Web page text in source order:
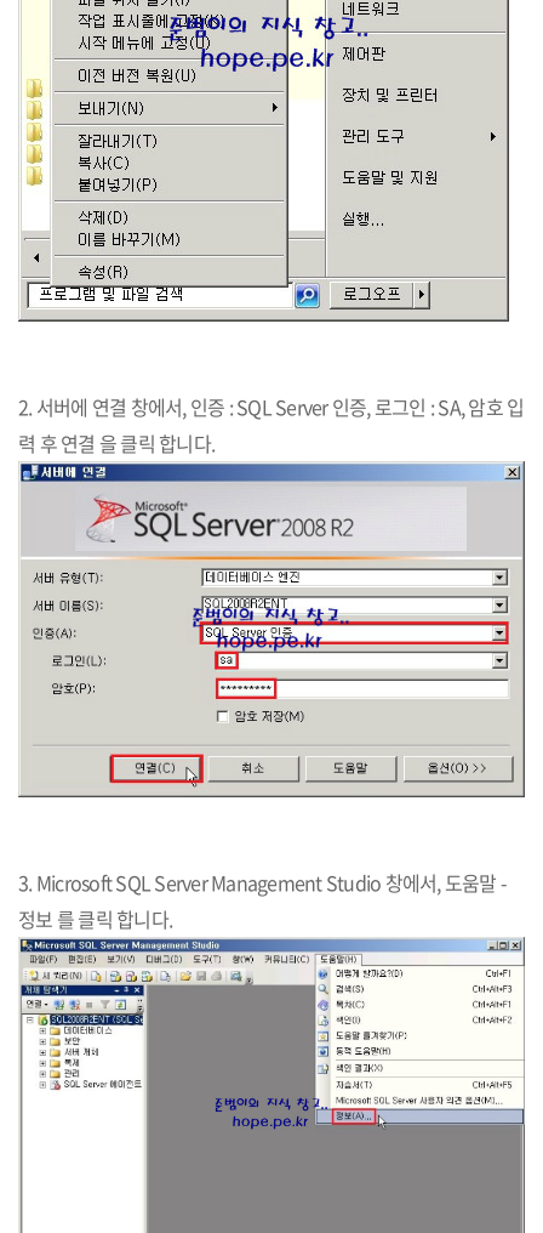
2. 서버에 연결 창에서, 인증 : SQL Server 인증, 로그인 : SA, 암호 입
력 후 연결 을 클릭 합니다.
3. Microsoft SQL Server Management Studio 창에서, 도움말 -
정보 를 클릭 합니다.